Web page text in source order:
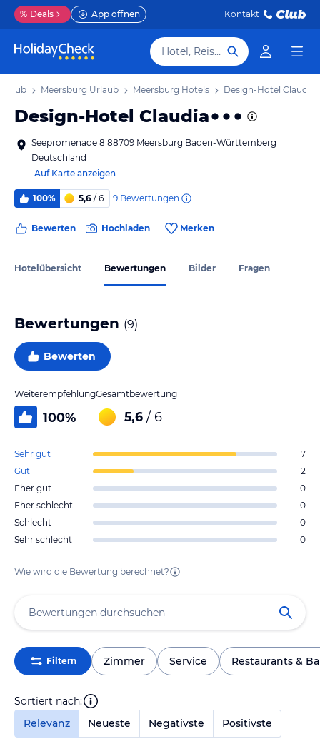
% Deals App öffnen Kontakt
Hotel, Reiseziel
Meersburg Urlaub Meersburg Hotels Design-Hotel Claudia
Design-Hotel Claudia
Seepromenade 8 88709 Meersburg Baden-Württemberg
Deutschland
Auf Karte anzeigen
100% 5,6 / 6 9 Bewertungen
Bewerten Hochladen Merken
Hotelübersicht Bewertungen Bilder Fragen
Bewertungen (9)
Bewerten
Weiterempfehlung
100%
Gesamtbewertung
5,6 / 6
Sehr gut
7
Gut
2
Eher gut
0
Eher schlecht
0
Schlecht
0
Sehr schlecht
0
Wie wird die Bewertung berechnet?
Filtern Zimmer Service Restaurants &
Sortiert nach:
Relevanz
Neueste Negativste Positivste